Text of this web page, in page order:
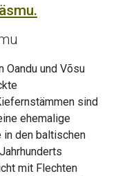
Oandu und Võsu
sind
ehemalige
in den baltischen
mit Flechten